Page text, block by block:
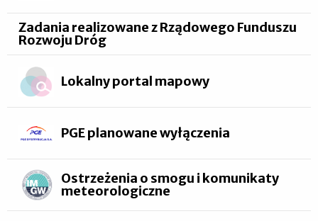
Zadania realizowane z Rządowego Funduszu
Rozwoju Dróg
Lokalny portal mapowy
PGE planowane wyłączenia
Ostrzeżenia o smogu i komunikaty
meteorologiczne